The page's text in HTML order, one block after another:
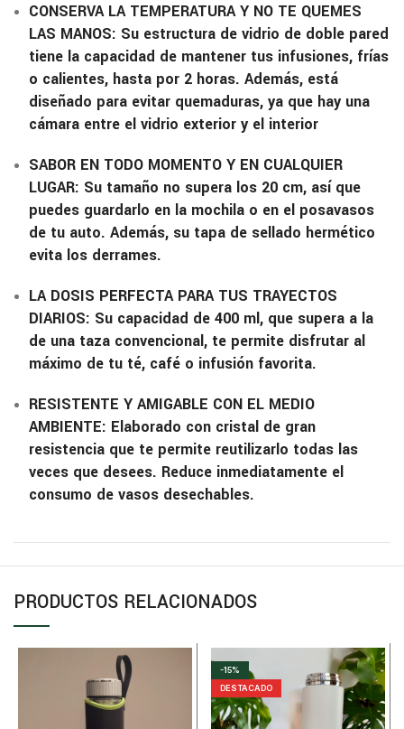
CONSERVA LA TEMPERATURA Y NO TE QUEMES
LAS MANOS: Su estructura de vidrio de doble pared
tiene la capacidad de mantener tus infusiones, frías
o calientes, hasta por 2 horas. Además, está
diseñado para evitar quemaduras, ya que hay una
cámara entre el vidrio exterior y el interior
SABOR EN TODO MOMENTO Y EN CUALQUIER
LUGAR: Su tamaño no supera los 20 cm, así que
puedes guardarlo en la mochila o en el posavasos
de tu auto. Además, su tapa de sellado hermético
evita los derrames.
LA DOSIS PERFECTA PARA TUS TRAYECTOS
DIARIOS: Su capacidad de 400 ml, que supera a la
de una taza convencional, te permite disfrutar al
máximo de tu té, café o infusión favorita.
RESISTENTE Y AMIGABLE CON EL MEDIO
AMBIENTE: Elaborado con cristal de gran
resistencia que te permite reutilizarlo todas las
veces que desees. Reduce inmediatamente el
consumo de vasos desechables.
PRODUCTOS RELACIONADOS
-15%
DESTACADO